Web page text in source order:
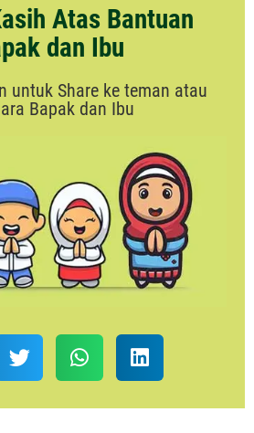
Atas Bantuan
dan Ibu
untuk Share ke teman atau
Bapak dan Ibu